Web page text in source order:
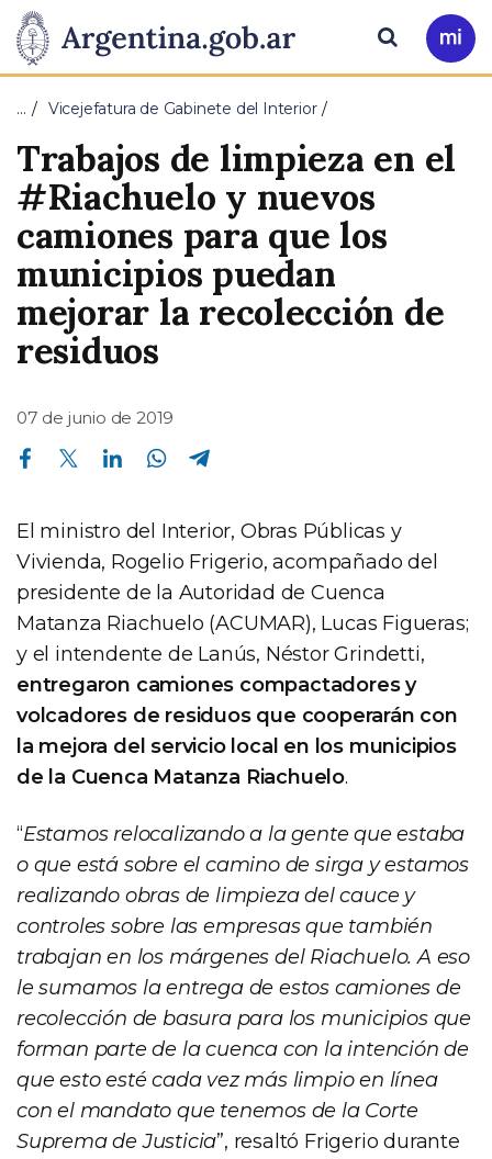
Presidencia
de
la
Nación
Pasar al contenido principal
Ir
a
Buscar
… Vicejefatura de Gabinete del Interior
Trabajos de limpieza en el
#Riachuelo y nuevos
camiones para que los
municipios puedan
mejorar la recolección de
residuos
07 de junio de 2019
Compartir en Facebook Compartir en Twitter Compartir en Linkedin Compartir en Whatsapp
El ministro del Interior, Obras Públicas y
Vivienda, Rogelio Frigerio, acompañado del
presidente de la Autoridad de Cuenca
Matanza Riachuelo (ACUMAR), Lucas Figueras;
y el intendente de Lanús, Néstor Grindetti,
entregaron camiones compactadores y
volcadores de residuos que cooperarán con
la mejora del servicio local en los municipios
de la Cuenca Matanza Riachuelo.
“Estamos relocalizando a la gente que estaba
o que está sobre el camino de sirga y estamos
realizando obras de limpieza del cauce y
controles sobre las empresas que también
trabajan en los márgenes del Riachuelo. A eso
le sumamos la entrega de estos camiones de
recolección de basura para los municipios que
forman parte de la cuenca con la intención de
que esto esté cada vez más limpio en línea
con el mandato que tenemos de la Corte
Suprema de Justicia”, resaltó Frigerio durante